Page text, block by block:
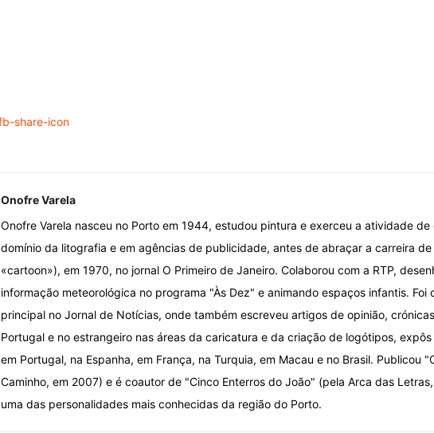
Onofre Varela
Onofre Varela nasceu no Porto em 1944, estudou pintura e exerceu a atividade
domínio da litografia e em agências de publicidade, antes de abraçar a carreira
«cartoon»), em 1970, no jornal O Primeiro de Janeiro. Colaborou com a RTP,
informação meteorológica no programa "Às Dez" e animando espaços infantis. Foi
principal no Jornal de Notícias, onde também escreveu artigos de opinião,
Portugal e no estrangeiro nas áreas da caricatura e da criação de logótipos,
em Portugal, na Espanha, em França, na Turquia, em Macau e no Brasil. Publicou
Caminho, em 2007) e é coautor de "Cinco Enterros do João" (pela Arca das
uma das personalidades mais conhecidas da região do Porto.